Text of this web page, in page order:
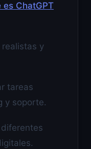
es ChatGPT
realistas y
tareas
y soporte.